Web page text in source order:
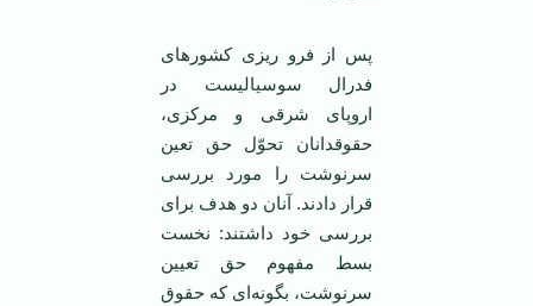
پس از فرو ریزی کشورهای
فدرال سوسیالیست در
اروپای شرقی و مرکزی،
حقوقدانان تحوّل حق تعین
سرنوشت را مورد بررسی
قرار دادند. آنان دو هدف برای
بررسی خود داشتند: نخست
بسط مفهوم حق تعیین
سرنوشت، بگونه‌ای که حقوق